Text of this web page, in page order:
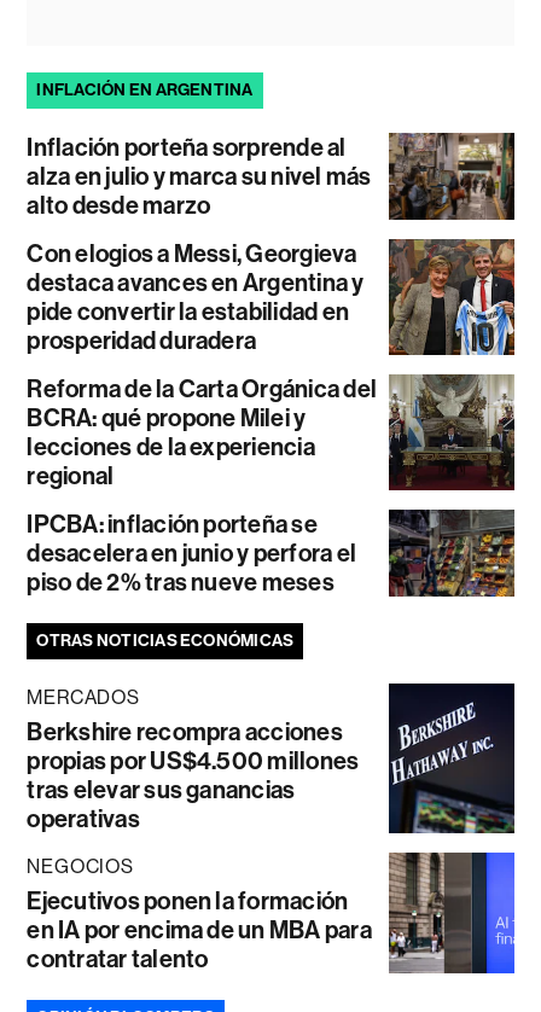
INFLACIÓN EN ARGENTINA
Inflación porteña sorprende al
alza en julio y marca su nivel más
alto desde marzo
Con elogios a Messi, Georgieva
destaca avances en Argentina y
pide convertir la estabilidad en
prosperidad duradera
Reforma de la Carta Orgánica del
BCRA: qué propone Milei y
lecciones de la experiencia
regional
IPCBA: inflación porteña se
desacelera en junio y perfora el
piso de 2% tras nueve meses
OTRAS NOTICIAS ECONÓMICAS
MERCADOS
Berkshire recompra acciones
propias por US$4.500 millones
tras elevar sus ganancias
operativas
NEGOCIOS
Ejecutivos ponen la formación
en IA por encima de un MBA para
contratar talento